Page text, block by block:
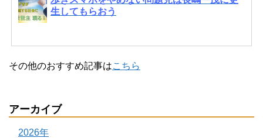
生してもらおう
その他のおすすめ記事はこちら
アーカイブ
2026年